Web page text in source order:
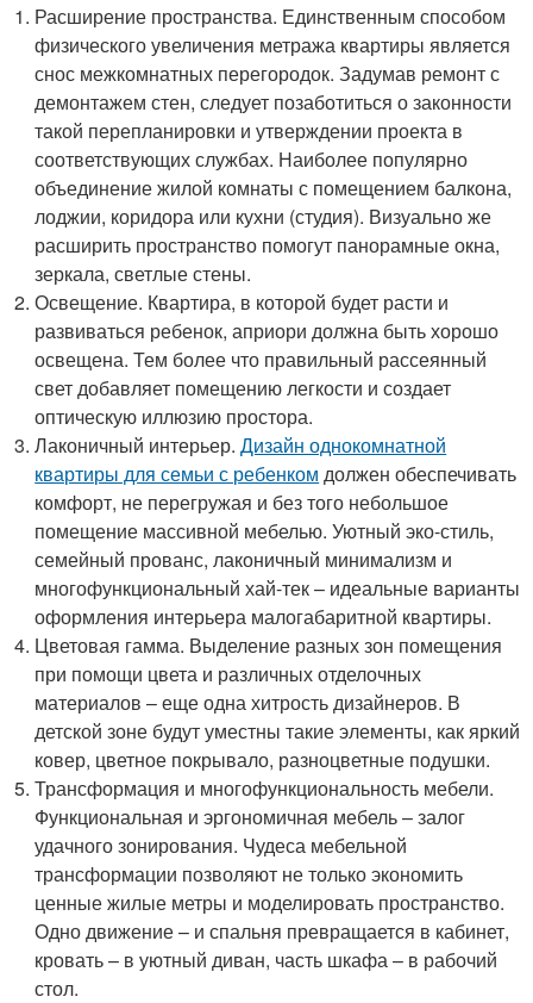
Расширение пространства. Единственным способом
физического увеличения метража квартиры является
снос межкомнатных перегородок. Задумав ремонт с
демонтажем стен, следует позаботиться о законности
такой перепланировки и утверждении проекта в
соответствующих службах. Наиболее популярно
объединение жилой комнаты с помещением балкона,
лоджии, коридора или кухни (студия). Визуально же
расширить пространство помогут панорамные окна,
зеркала, светлые стены.
Освещение. Квартира, в которой будет расти и
развиваться ребенок, априори должна быть хорошо
освещена. Тем более что правильный рассеянный
свет добавляет помещению легкости и создает
оптическую иллюзию простора.
Лаконичный интерьер.Дизайн однокомнатной
квартиры для семьи с ребенком должен обеспечивать
комфорт, не перегружая и без того небольшое
помещение массивной мебелью. Уютный эко-стиль,
семейный прованс, лаконичный минимализм и
многофункциональный хай-тек – идеальные варианты
оформления интерьера малогабаритной квартиры.
Цветовая гамма. Выделение разных зон помещения
при помощи цвета и различных отделочных
материалов – еще одна хитрость дизайнеров. В
детской зоне будут уместны такие элементы, как яркий
ковер, цветное покрывало, разноцветные подушки.
Трансформация и многофункциональность мебели.
Функциональная и эргономичная мебель – залог
удачного зонирования. Чудеса мебельной
трансформации позволяют не только экономить
ценные жилые метры и моделировать пространство.
Одно движение – и спальня превращается в кабинет,
кровать – в уютный диван, часть шкафа – в рабочий
стол.